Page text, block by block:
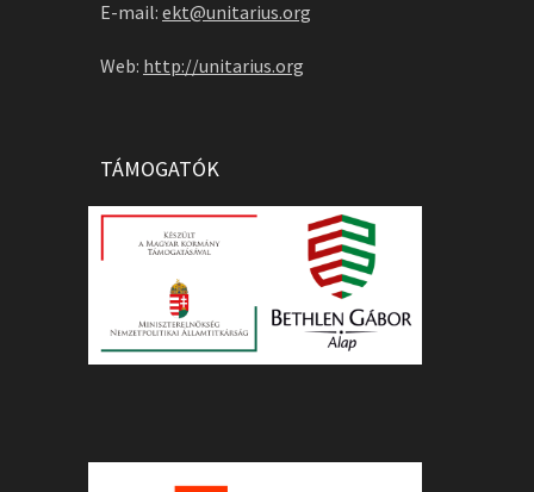
E-mail: ekt@unitarius.org
Web: http://unitarius.org
TÁMOGATÓK